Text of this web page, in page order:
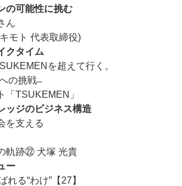
の可能性に挑む
ん
モト 代表取締役)
クタイム
を超えて行く。
の挑戦
「TSUKEMEN」
ッジのビジネス構造
を支える
軌跡㉒ 犬塚 光貴
ー
れる“わけ”【27】